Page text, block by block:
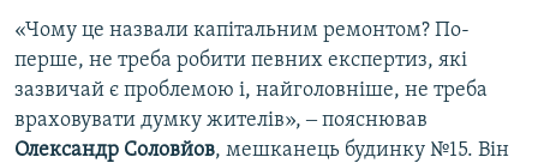
«Чому це назвали капітальним ремонтом? По-
перше, не треба робити певних експертиз, які
зазвичай є проблемою і, найголовніше, не треба
враховувати думку жителів», ‒ пояснював
Олександр Соловйов, мешканець будинку №15. Він